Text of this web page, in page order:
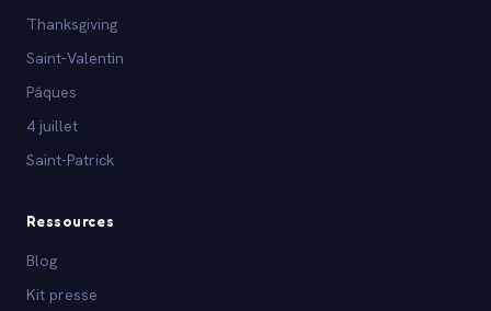
Thanksgiving
Saint-Valentin
Pâques
4 juillet
Saint-Patrick
Ressources
Blog
Kit presse